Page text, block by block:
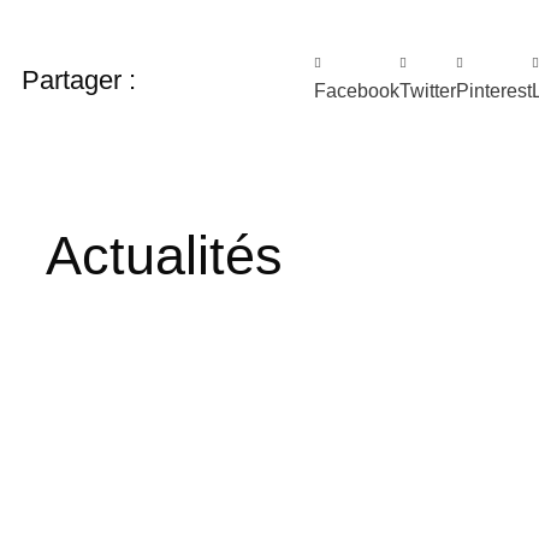
Partager : FacebookTwitterPinterest
Actualités